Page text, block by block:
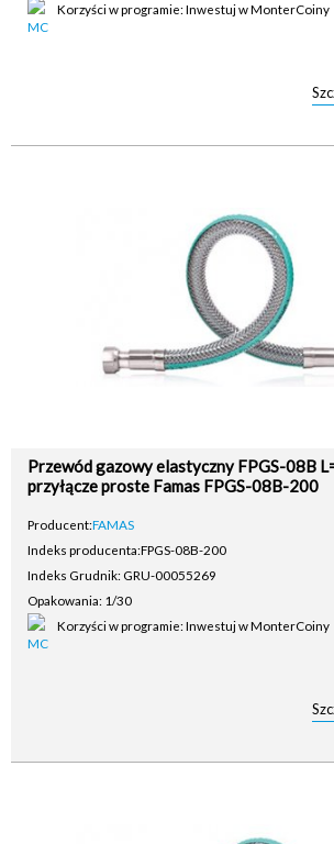
Korzyści w programie: Inwestuj w MonterCoiny
Przewód gazowy elastyczny FPGS-08B
przyłącze proste Famas FPGS-08B-200
Producent:FAMAS
Indeks producenta:FPGS-08B-200
Indeks Grudnik: GRU-00055269
Opakowania: 1/30
Korzyści w programie: Inwestuj w MonterCoiny